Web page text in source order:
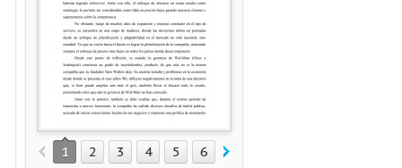
1 2 3 4 5 6 7